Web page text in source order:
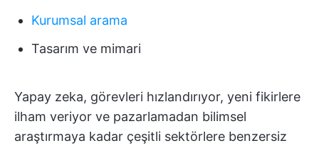
Kurumsal arama
Tasarım ve mimari
Yapay zeka, görevleri hızlandırıyor, yeni fikirlere
ilham veriyor ve pazarlamadan bilimsel
araştırmaya kadar çeşitli sektörlere benzersiz